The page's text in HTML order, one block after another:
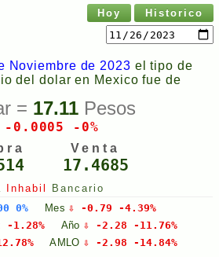
Hoy Historico
Noviembre de 2023 el tipo de
del dolar en Mexico fue de
= 17.11Pesos
-0.0005 -0%
Venta
17.4685
Inhabil
Bancario
0% Mes ⇩ -0.79 -4.39%
-1.28% Año ⇩ -2.28 -11.76%
AMLO ⇩ -2.98 -14.84%